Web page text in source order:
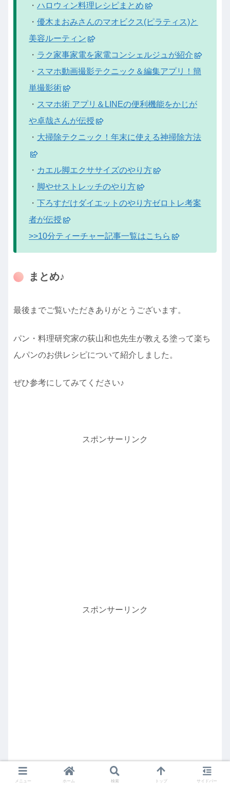
・ ハロウィン料理レシピまとめ
・ 優木まおみさんのマオビクス(ピラティス)と
美容ルーティン
・ ラク家事家電を家電コンシェルジュが紹介
・ スマホ動画撮影テクニック＆編集アプリ！簡
単撮影術
・ スマホ術 アプリ＆LINEの便利機能をかじが
や卓哉さんが伝授
・ 大掃除テクニック！年末に使える神掃除方法
・ カエル脚エクササイズのやり方
・ 脚やせストレッチのやり方
・ 下ろすだけダイエットのやり方ゼロトレ考案
者が伝授
>>10分ティーチャー記事一覧はこちら
まとめ♪
最後までご覧いただきありがとうございます。
パン・料理研究家の荻山和也先生が教える塗って楽ち
んパンのお供レシピについて紹介しました。
ぜひ参考にしてみてください♪
スポンサーリンク
スポンサーリンク
メニュー ホーム 検索 トップ サイドバー